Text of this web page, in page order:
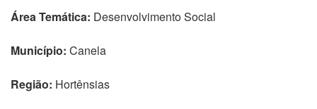
Área Temática: Desenvolvimento Social
Município: Canela
Região: Hortênsias